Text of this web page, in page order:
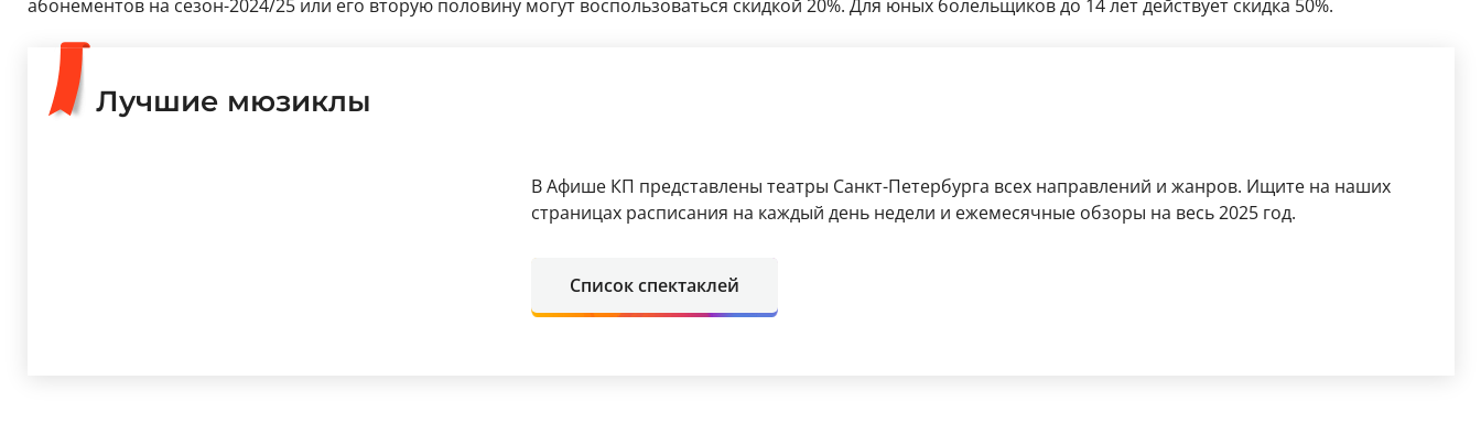
абонементов на сезон-2024/25 или его вторую половину могут воспользоваться скидкой 20%. Для юных болельщиков до 14 лет действует скидка 50%.
Лучшие мюзиклы
В Афише КП представлены театры Санкт-Петербурга всех направлений и жанров. Ищите на наших
страницах расписания на каждый день недели и ежемесячные обзоры на весь 2025 год.
Список спектаклей